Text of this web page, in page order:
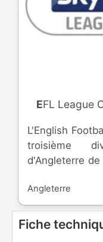
EFL League
L'English
troisième
d'Angleterre
fusion avec la
1894 ) par la
*League One*
équipes
Angleterre
Fiche